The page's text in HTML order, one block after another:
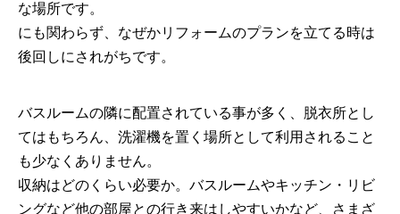
な場所です。
にも関わらず、なぜかリフォームのプランを立てる時は
後回しにされがちです。
バスルームの隣に配置されている事が多く、脱衣所とし
てはもちろん、洗濯機を置く場所として利用されること
も少なくありません。
収納はどのくらい必要か。バスルームやキッチン・リビ
ングなど他の部屋との行き来はしやすいかなど、さまざ